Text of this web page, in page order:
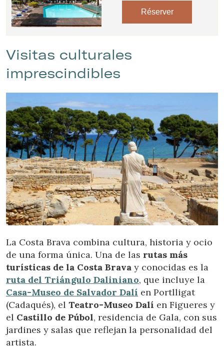
Réserver
Visitas culturales
imprescindibles
La Costa Brava combina cultura, historia y ocio
de una forma única. Una de las rutas más
turísticas de la Costa Brava y conocidas es la
ruta del Triángulo Daliniano, que incluye la
Casa-Museo de Salvador Dalí en Portlligat
(Cadaqués), el Teatro-Museo Dalí en Figueres y
el Castillo de Púbol, residencia de Gala, con sus
jardines y salas que reflejan la personalidad del
artista.